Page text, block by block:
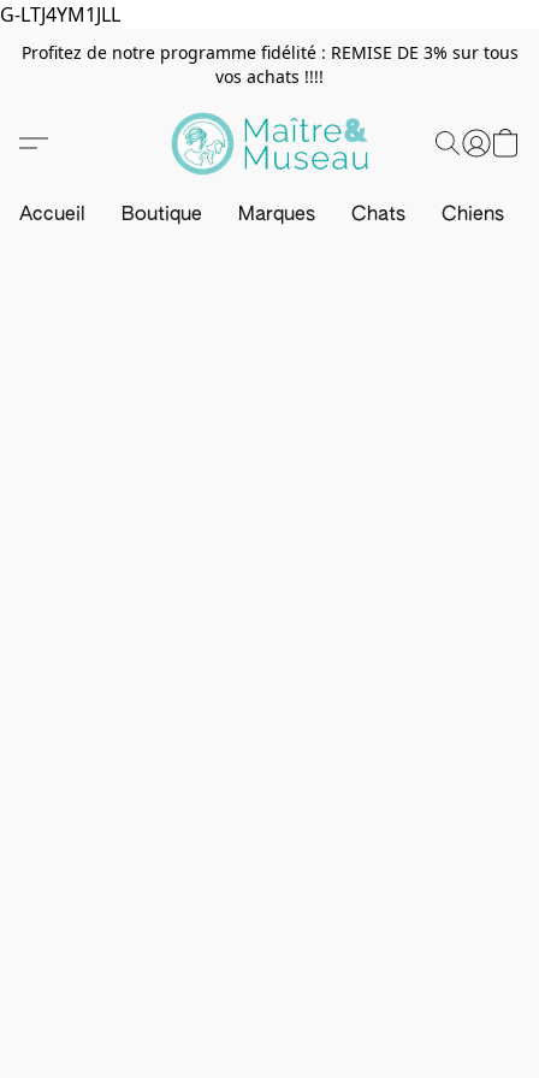
G-LTJ4YM1JLL
Profitez de notre programme fidélité : REMISE DE 3% sur tous
vos achats !!!!
Accueil Boutique Marques Chats Chiens